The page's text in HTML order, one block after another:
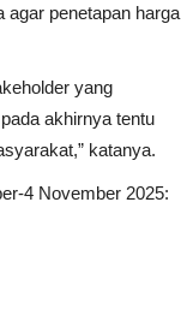
agar penetapan harga
yang
akhirnya tentu
katanya.
4 November 2025: